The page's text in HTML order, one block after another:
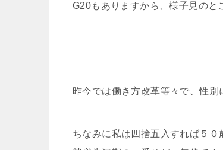
G20もありますから、様子見のと
昨今では働き方改革等々で、性別
ちなみに私は四捨五入すれば５０